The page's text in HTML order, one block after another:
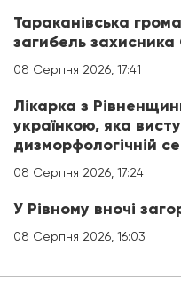
Тараканівська
загибель захисника
08 Серпня 2026, 17:41
Лікарка з
українкою, яка
дизморфологічній
08 Серпня 2026, 17:24
У Рівному вночі
08 Серпня 2026, 16:03